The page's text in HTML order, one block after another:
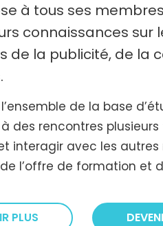
à tous ses
connaissances sur
de la publicité, de la
de la base
à des rencontres
interagir avec les autres
de l’offre de formation et
PLUS